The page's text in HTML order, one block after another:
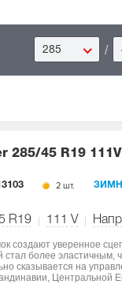
285 /
285/45 R19
2 шт.
R19 111 V
создают уверенное
более эластичным,
сказывается на
Центральной